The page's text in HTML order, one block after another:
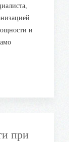
и
при